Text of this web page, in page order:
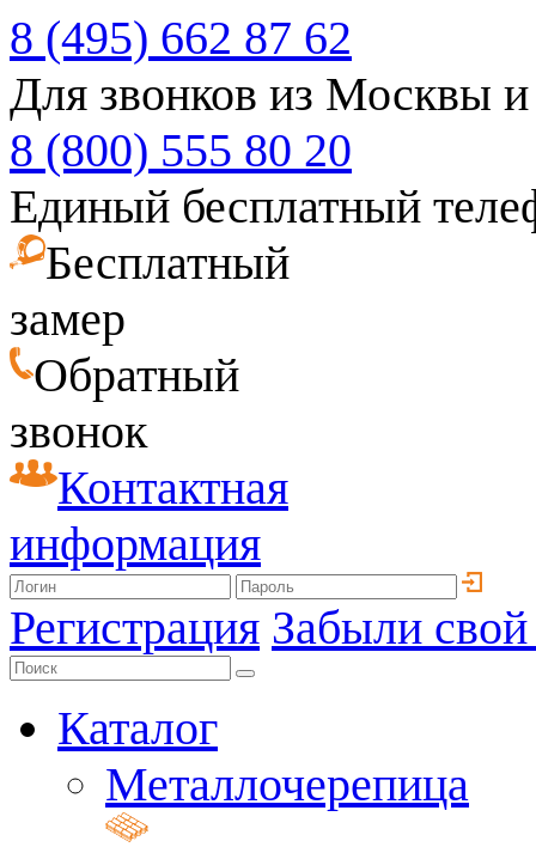
8 (495) 662 87 62
Для звонков из Москвы
8 (800) 555 80 20
Единый бесплатный
Бесплатный
замер
Обратный
звонок
Контактная
информация
Регистрация Забыли
Каталог
Металлочерепица